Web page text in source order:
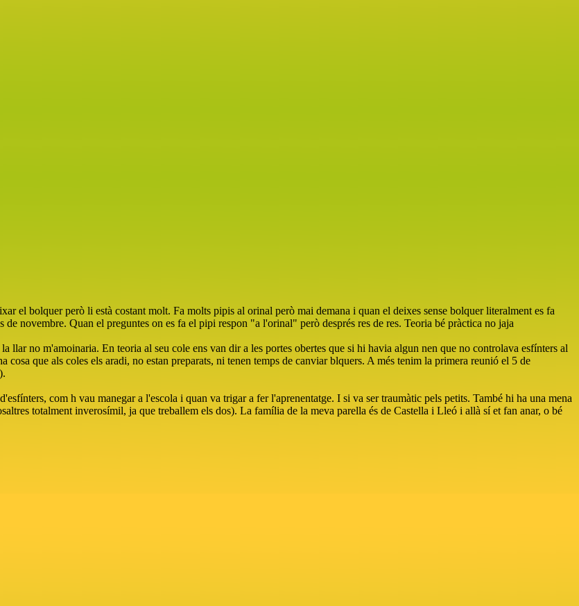
el bolquer però li està costant molt. Fa molts pipis al orinal però mai demana i quan el deixes sense bolquer literalment es fa
novembre. Quan el preguntes on es fa el pipi respon "a l'orinal" però després res de res. Teoria bé pràctica no jaja
llar no m'amoinaria. En teoria al seu cole ens van dir a les portes obertes que si hi havia algun nen que no controlava esfínters al
que als coles els aradi, no estan preparats, ni tenen temps de canviar blquers. A més tenim la primera reunió el 5 de
com h vau manegar a l'escola i quan va trigar a fer l'aprenentatge. I si va ser traumàtic pels petits. També hi ha una mena
totalment inverosímil, ja que treballem els dos). La família de la meva parella és de Castella i Lleó i allà sí et fan anar, o bé